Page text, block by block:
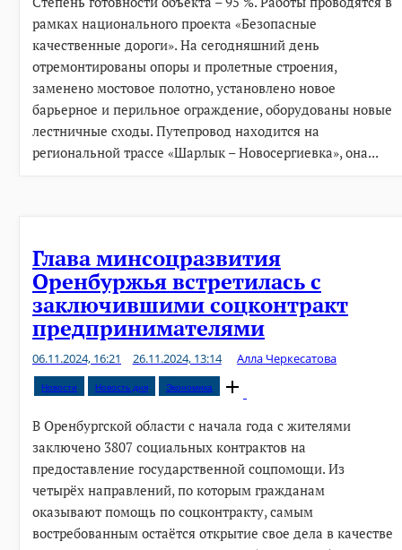
рамках национального проекта «Безопасные
качественные дороги». На сегодняшний день
отремонтированы опоры и пролетные строения,
заменено мостовое полотно, установлено новое
барьерное и перильное ограждение, оборудованы новые
лестничные сходы. Путепровод находится на
региональной трассе «Шарлык – Новосергиевка», она...
Глава минсоцразвития
Оренбуржья встретилась с
заключившими соцконтракт
предпринимателями
06.11.2024, 16:21 26.11.2024, 13:14 Алла Черкесатова
Новости Новость дня Экономика
Open
post
В Оренбургской области с начала года с жителями
заключено 3807 социальных контрактов на
предоставление государственной соцпомощи. Из
четырёх направлений, по которым гражданам
оказывают помощь по соцконтракту, самым
востребованным остаётся открытие свое дела в качестве